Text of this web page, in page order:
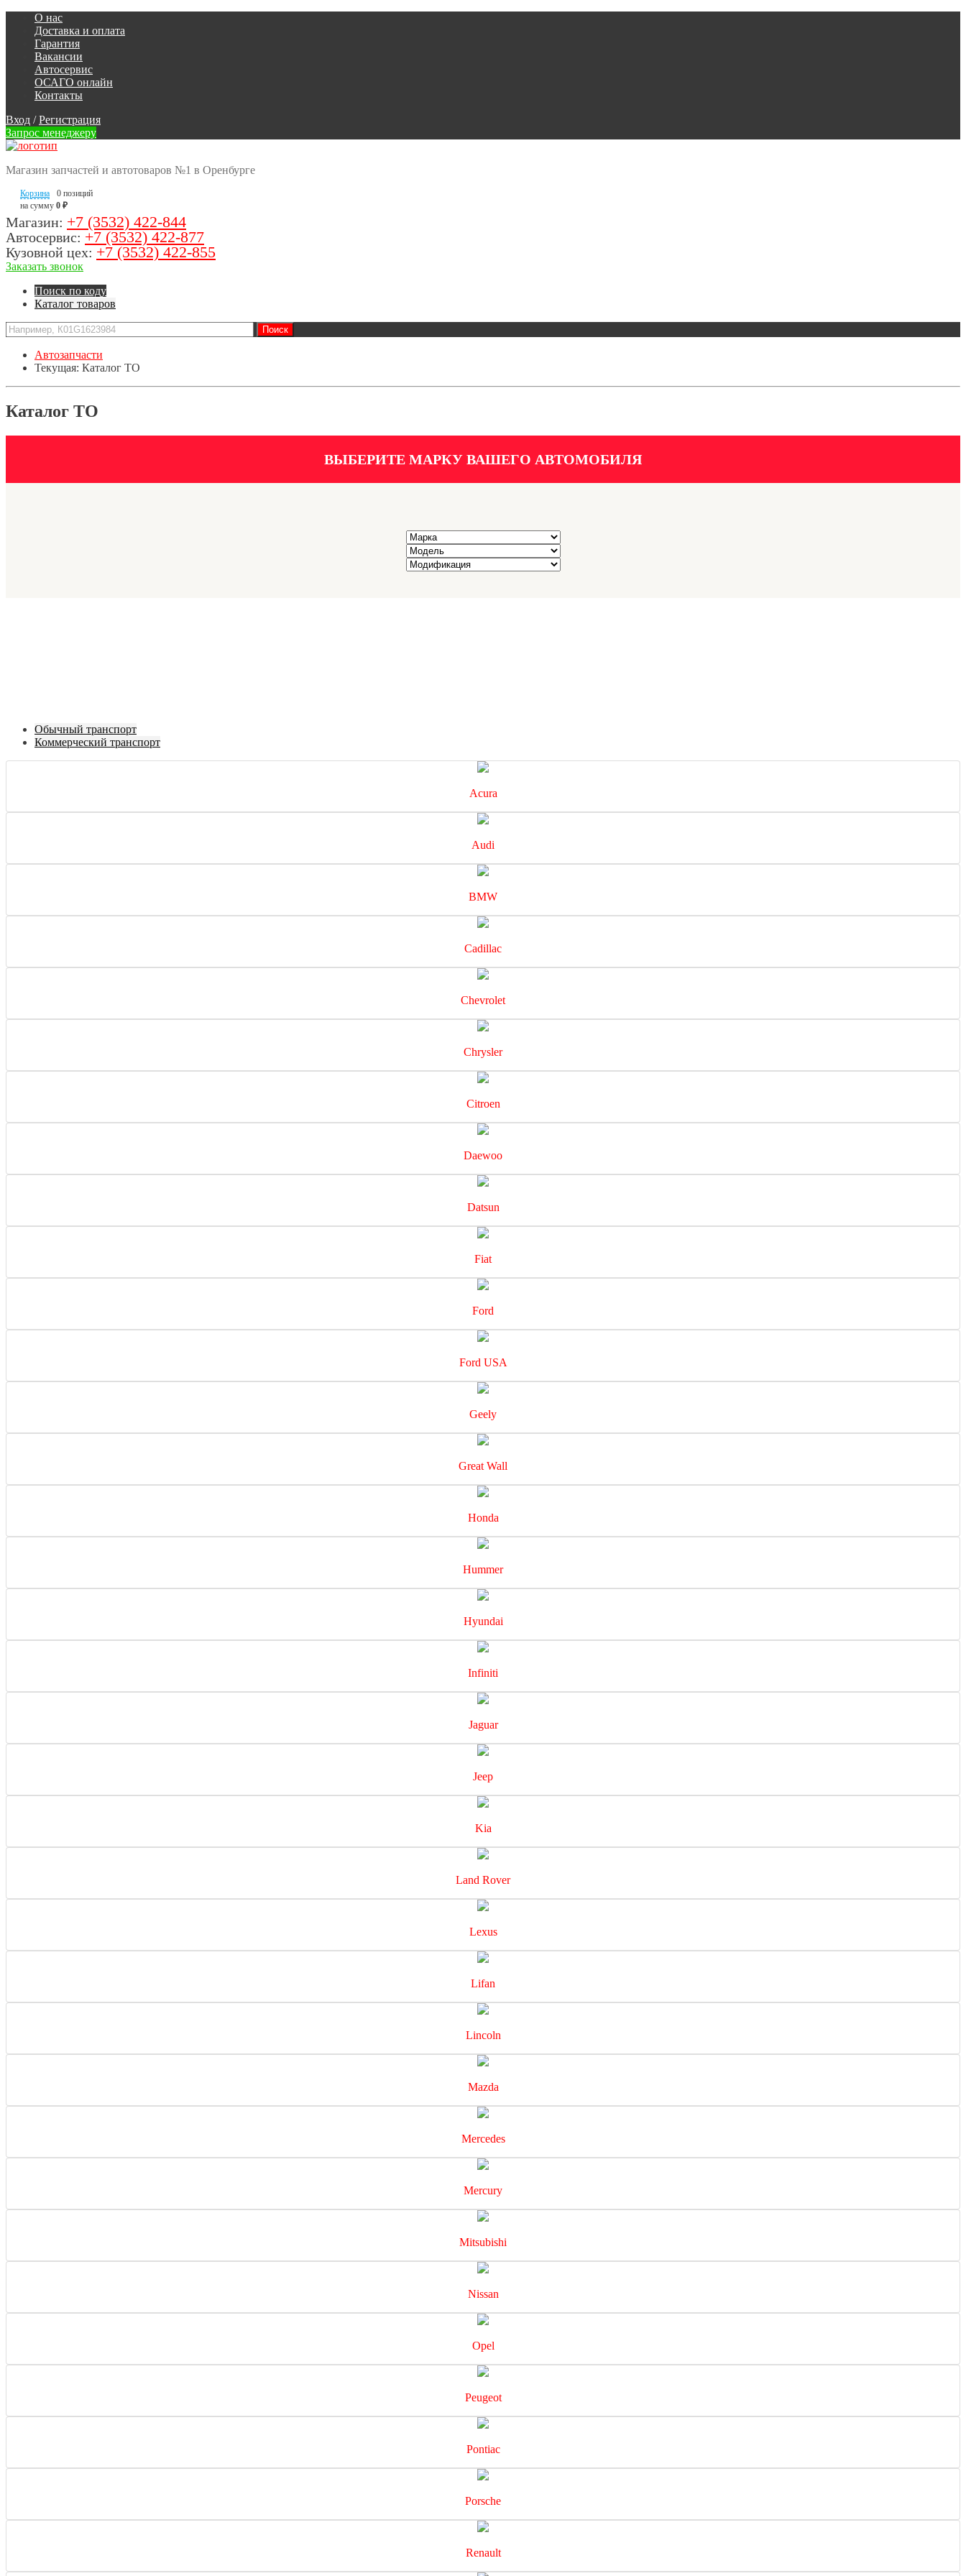
О нас
Доставка и оплата
Гарантия
Вакансии
Автосервис
ОСАГО онлайн
Контакты
Вход / Регистрация
Запрос менеджеру
Магазин запчастей и автотоваров №1 в Оренбурге
Корзина
0 позиций
на сумму 0 ₽
Магазин: +7 (3532) 422-844
Автосервис: +7 (3532) 422-877
Кузовной цех: +7 (3532) 422-855
Заказать звонок
Поиск по коду
Каталог товаров
Автозапчасти
Текущая: Каталог ТО
Каталог ТО
ВЫБЕРИТЕ МАРКУ ВАШЕГО АВТОМОБИЛЯ
Обычный транспорт
Коммерческий транспорт
Acura
Audi
BMW
Cadillac
Chevrolet
Chrysler
Citroen
Daewoo
Datsun
Fiat
Ford
Ford USA
Geely
Great Wall
Honda
Hummer
Hyundai
Infiniti
Jaguar
Jeep
Kia
Land Rover
Lexus
Lifan
Lincoln
Mazda
Mercedes
Mercury
Mitsubishi
Nissan
Opel
Peugeot
Pontiac
Porsche
Renault